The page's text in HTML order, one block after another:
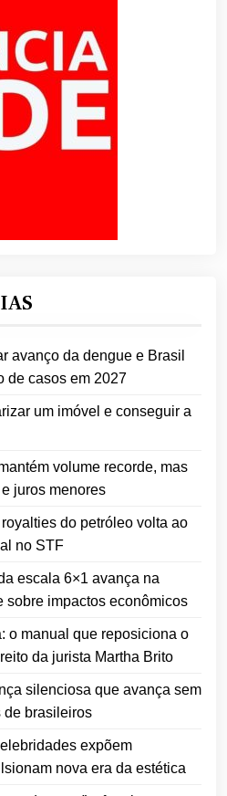
avanço da dengue e Brasil
de casos em 2027
um imóvel e conseguir a
volume recorde, mas
juros menores
do petróleo volta ao
no STF
escala 6×1 avança na
sobre impactos econômicos
o manual que reposiciona o
da jurista Martha Brito
silenciosa que avança sem
de brasileiros
expõem
nova era da estética